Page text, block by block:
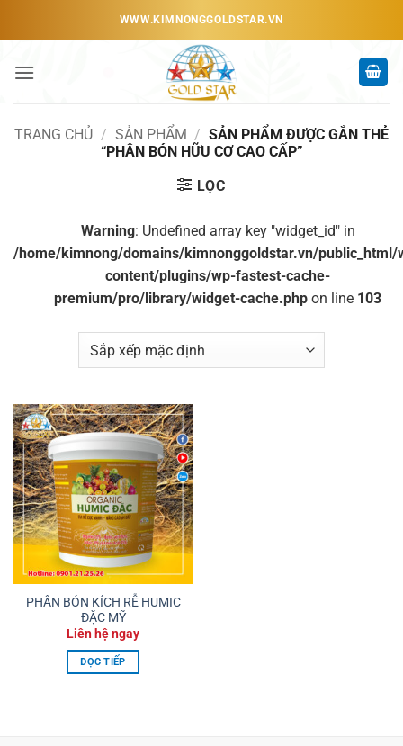
dung
WWW.KIMNONGGOLDSTAR.VN
TRANG CHỦ / SẢN PHẨM / SẢN PHẨM ĐƯỢC GẮN THẺ
“PHÂN BÓN HỮU CƠ CAO CẤP”
LỌC
Warning: Undefined array key "widget_id" in
/home/kimnong/domains/kimnonggoldstar.vn/public_html/
content/plugins/wp-fastest-cache-
premium/pro/library/widget-cache.php on line 103
PHÂN BÓN KÍCH RỄ HUMIC
ĐẶC MỸ
Liên hệ ngay
ĐỌC TIẾP